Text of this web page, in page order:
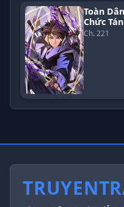
Toàn
Chức
Ch. 221